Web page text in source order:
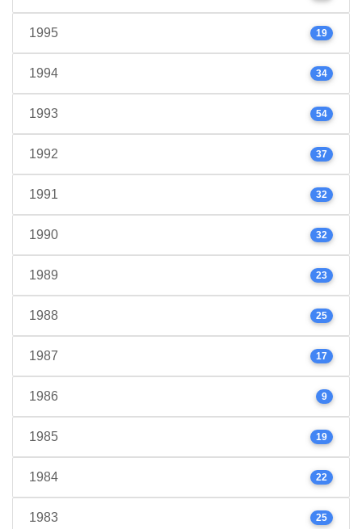
1995 19
1994 34
1993 54
1992 37
1991 32
1990 32
1989 23
1988 25
1987 17
1986 9
1985 19
1984 22
1983 25